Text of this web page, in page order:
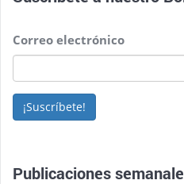
Correo electrónico
¡Suscríbete!
Publicaciones